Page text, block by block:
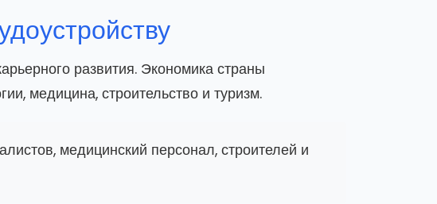
развития. Экономика страны
медицина, строительство и туризм.
медицинский персонал, строителей и